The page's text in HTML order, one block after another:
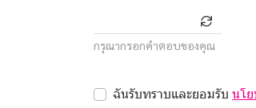
กรุณากรอกคำตอบของคุณ
ฉันรับทราบและยอมรับ นโ